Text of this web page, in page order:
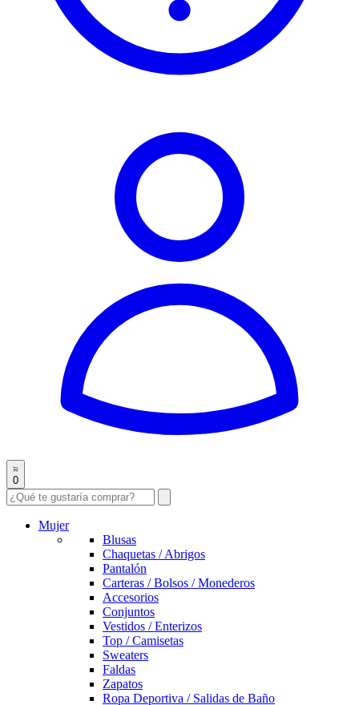
0
Mujer
Blusas
Chaquetas / Abrigos
Pantalón
Carteras / Bolsos / Monederos
Accesorios
Conjuntos
Vestidos / Enterizos
Top / Camisetas
Sweaters
Faldas
Zapatos
Ropa Deportiva / Salidas de Baño